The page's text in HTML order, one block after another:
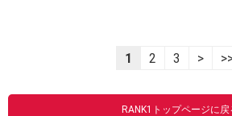
1 2 3 >
RANK1トップページに戻